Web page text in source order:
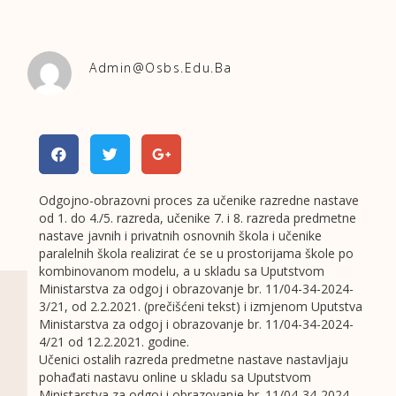
Admin@osbs.edu.ba
Odgojno-obrazovni proces za učenike razredne nastave
od 1. do 4./5. razreda, učenike 7. i 8. razreda predmetne
nastave javnih i privatnih osnovnih škola i učenike
paralelnih škola realizirat će se u prostorijama škole po
kombinovanom modelu, a u skladu sa Uputstvom
Ministarstva za odgoj i obrazovanje br. 11/04-34-2024-
3/21, od 2.2.2021. (prečišćeni tekst) i izmjenom Uputstva
Ministarstva za odgoj i obrazovanje br. 11/04-34-2024-
4/21 od 12.2.2021. godine.
Učenici ostalih razreda predmetne nastave nastavljaju
pohađati nastavu online u skladu sa Uputstvom